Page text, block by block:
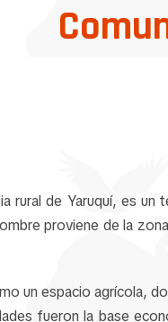
rural de Yaruquí, es
proviene de la
un espacio agrícola,
fueron la base